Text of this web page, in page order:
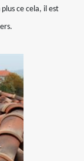
ce cela, il est